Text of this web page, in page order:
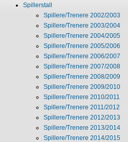
Spillerstall
Spillere/Trenere 2002/2003
Spillere/Trenere 2003/2004
Spillere/Trenere 2004/2005
Spillere/Trenere 2005/2006
Spillere/Trenere 2006/2007
Spillere/Trenere 2007/2008
Spillere/Trenere 2008/2009
Spillere/Trenere 2009/2010
Spillere/Trenere 2010/2011
Spillere/Trenere 2011/2012
Spillere/Trenere 2012/2013
Spillere/Trenere 2013/2014
Spillere/Trenere 2014/2015